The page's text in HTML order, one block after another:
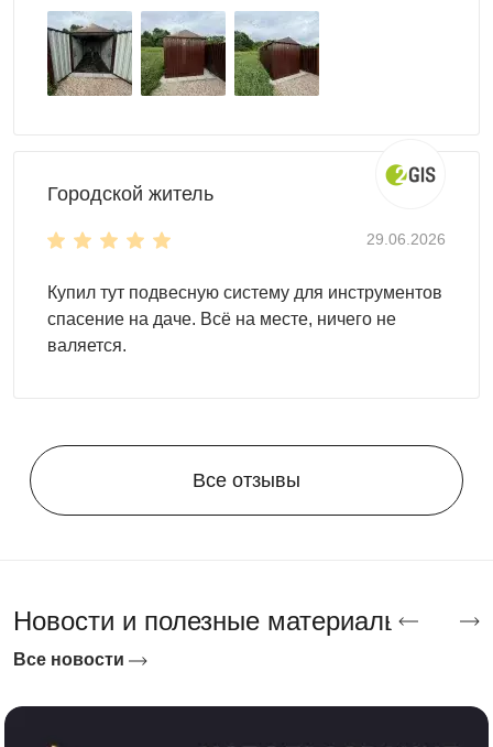
Городской житель
29.06.2026
Купил тут подвесную систему для инструментов
спасение на даче. Всё на месте, ничего не
валяется.
Все отзывы
Новости и полезные материалы
Все новости